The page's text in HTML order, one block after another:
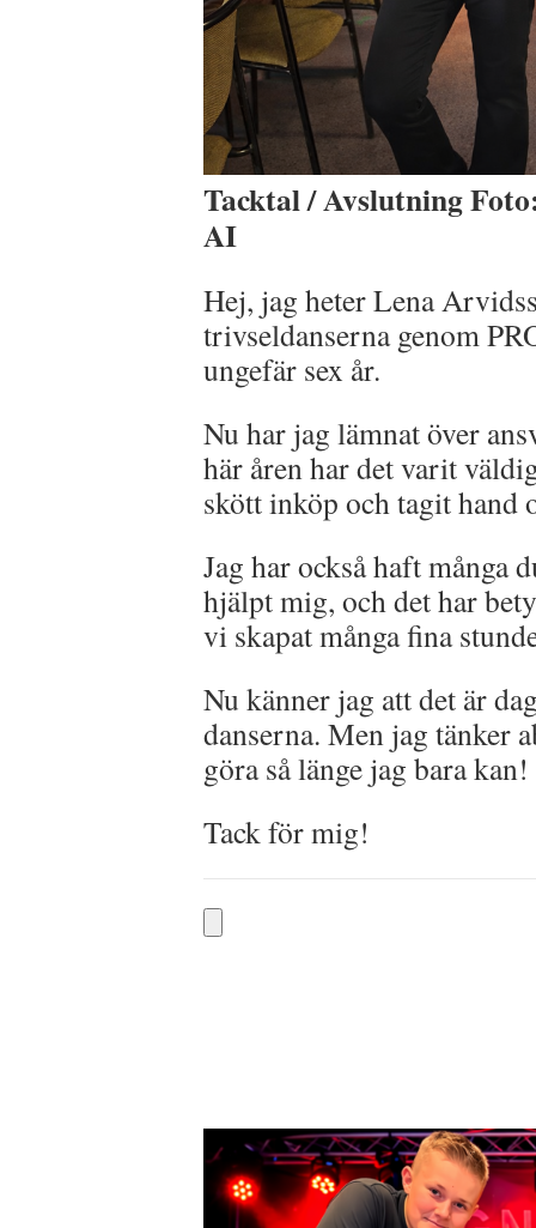
Tacktal / Avslutning
AI
Hej, jag heter Lena
trivseldanserna genom
ungefär sex år.
Nu har jag lämnat över
här åren har det varit
skött inköp och tagit hand
Jag har också haft många
hjälpt mig, och det har
vi skapat många fina
Nu känner jag att det är
danserna. Men jag tänker
göra så länge jag bara kan!
Tack för mig!